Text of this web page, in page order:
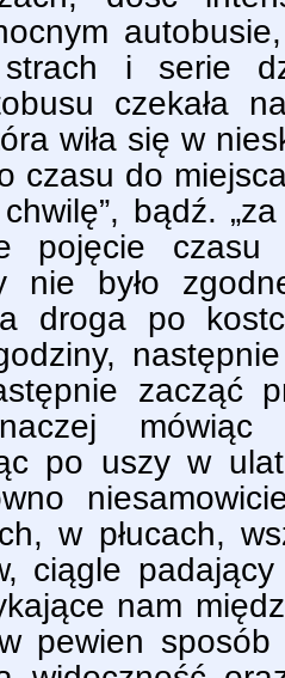
strach i serie
czekała
wiła się w
czasu do
chwilę”, bądź.
pojęcie czasu
nie było
droga po
zacząć
mówiąc
po uszy w
w płucach,
ciągle
nam
pewien sposób